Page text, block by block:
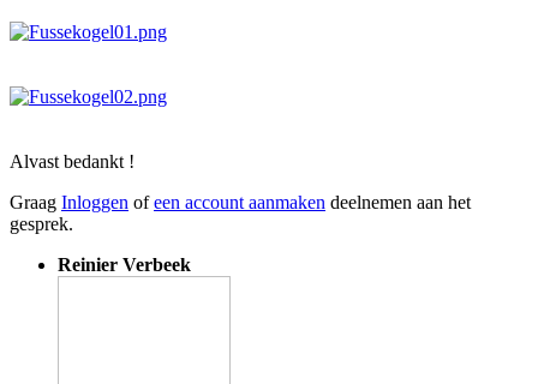
Alvast bedankt !
Graag Inloggen ofeen account aanmaken deelnemen aan het
gesprek.
Reinier Verbeek